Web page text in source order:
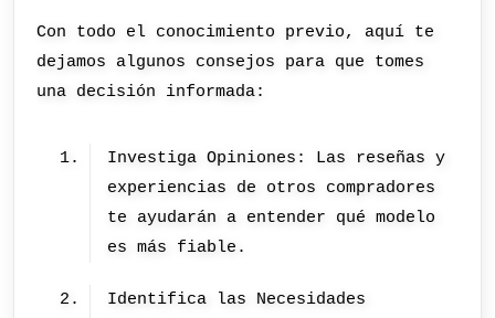
Con todo el conocimiento previo, aquí te
dejamos algunos consejos para que tomes
una decisión informada:
Investiga Opiniones: Las reseñas y
experiencias de otros compradores
te ayudarán a entender qué modelo
es más fiable.
Identifica las Necesidades